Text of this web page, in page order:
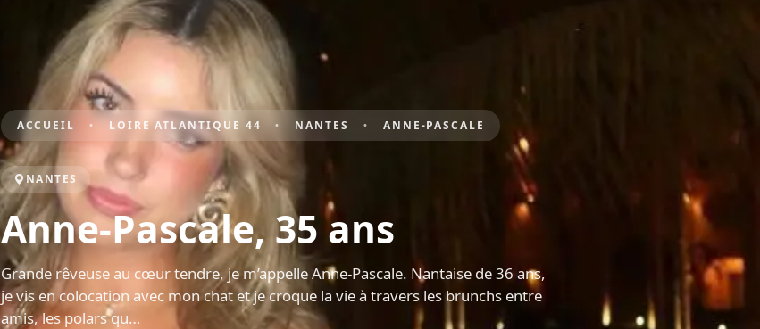
ACCUEIL LOIRE ATLANTIQUE 44 NANTES ANNE-PASCALE
NANTES
Anne-Pascale, 35 ans
Grande rêveuse au cœur tendre, je m’appelle Anne-Pascale. Nantaise de 36 ans,
je vis en colocation avec mon chat et je croque la vie à travers les brunchs entre
amis, les polars qu…